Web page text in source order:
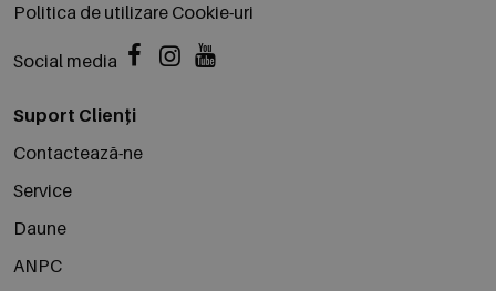
Politica de utilizare Cookie-uri
Social media
Suport Clienți
Contactează-ne
Service
Daune
ANPC